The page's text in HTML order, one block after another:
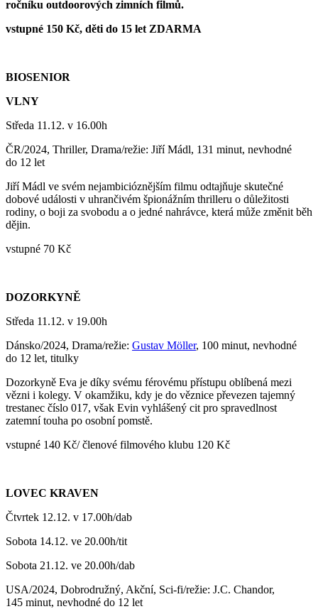
ročníku outdoorových zimních filmů.
vstupné 150 Kč, děti do 15 let ZDARMA
BIOSENIOR
VLNY
Středa 11.12. v 16.00h
ČR/2024, Thriller, Drama/režie: Jiří Mádl, 131 minut, nevhodné
do 12 let
Jiří Mádl ve svém nejambicióznějším filmu odtajňuje skutečné
dobové události v uhrančivém špionážním thrilleru o důležitosti
rodiny, o boji za svobodu a o jedné nahrávce, která může změnit běh
dějin.
vstupné 70 Kč
DOZORKYNĚ
Středa 11.12. v 19.00h
Dánsko/2024, Drama/režie: Gustav Möller, 100 minut, nevhodné
do 12 let, titulky
Dozorkyně Eva je díky svému férovému přístupu oblíbená mezi
vězni i kolegy. V okamžiku, kdy je do věznice převezen tajemný
trestanec číslo 017, však Evin vyhlášený cit pro spravedlnost
zatemní touha po osobní pomstě.
vstupné 140 Kč/ členové filmového klubu 120 Kč
LOVEC KRAVEN
Čtvrtek 12.12. v 17.00h/dab
Sobota 14.12. ve 20.00h/tit
Sobota 21.12. ve 20.00h/dab
USA/2024, Dobrodružný, Akční, Sci-fi/režie: J.C. Chandor,
145 minut, nevhodné do 12 let